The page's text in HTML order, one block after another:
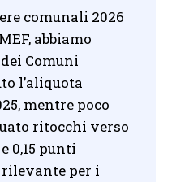
comunali 2026
abbiamo
Comuni
l’aliquota
mentre poco
ritocchi verso
0,15 punti
per i